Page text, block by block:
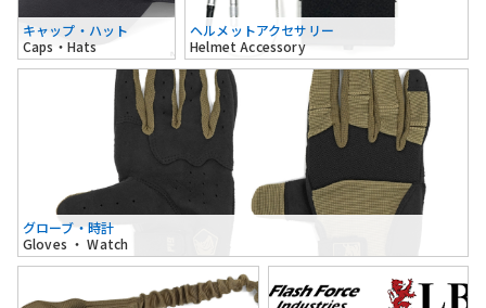
キャップ・ハット
Caps・Hats
ヘルメットアクセサリー
Helmet Accessory
グローブ・時計
Gloves ・ Watch